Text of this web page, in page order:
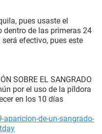
pues usaste el
de las primeras 24
efectivo, pues este
SOBRE EL SANGRADO
por el uso de la píldora
en los 10 días
de-un-sangrado-